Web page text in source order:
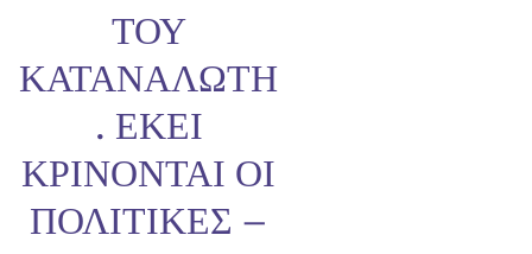
ΤΟΥ
ΚΑΤΑΝΑΛΩΤΉ
. ΕΚΕΊ
ΚΡΊΝΟΝΤΑΙ ΟΙ
ΠΟΛΙΤΙΚΈΣ –